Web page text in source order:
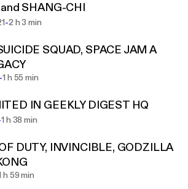
SHANG-CHI
-2 h 3 min
SQUAD, SPACE JAM A
-1 h 55 min
IN GEEKLY DIGEST HQ
1 h 38 min
DUTY, INVINCIBLE, GODZILLA
h 59 min